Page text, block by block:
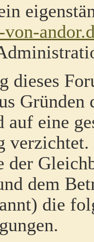
dieses
Gründen
eine
der
dem
die